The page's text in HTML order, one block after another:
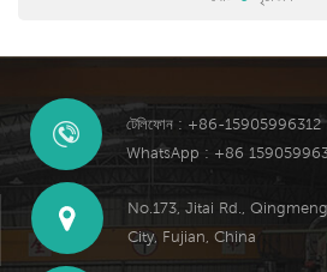
টেলিফোন : +86-15905996312
WhatsApp : +86
No.173, Jitai Rd.,
City, Fujian, China